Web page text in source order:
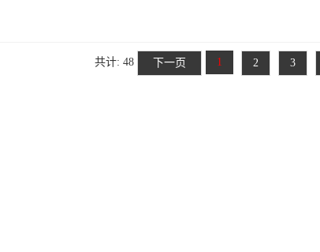
共计: 48 下一页 1 2 3